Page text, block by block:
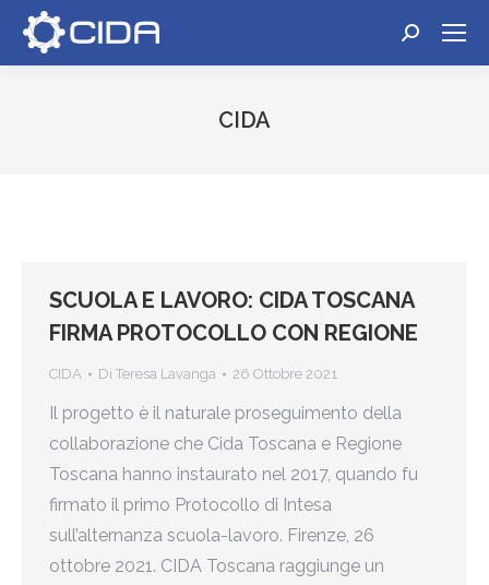
Cerca:
CIDA
SCUOLA E LAVORO: CIDA TOSCANA
FIRMA PROTOCOLLO CON REGIONE
CIDA Di Teresa Lavanga 26 Ottobre 2021
Il progetto è il naturale proseguimento della
collaborazione che Cida Toscana e Regione
Toscana hanno instaurato nel 2017, quando fu
firmato il primo Protocollo di Intesa
sull’alternanza scuola-lavoro. Firenze, 26
ottobre 2021. CIDA Toscana raggiunge un